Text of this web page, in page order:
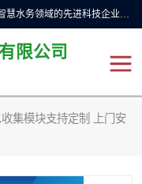
青岛铭源环保科技有限公司是一家专注于环保与智慧水务领域的先进科技企业，公司专注于云智能一体化预制泵站、水务循环利用、海绵城市、云智慧水务开发及新型环保技术研发等领域。铭源环保以为客户提供优质产品、专业技术服务为己任。为客户提供量身定制方案，提供多种配置方案满足实际使用要求。严控供货周期，并提供高标准后期维护。以环保为己任，视质量如生命，以技术做先导，靠诚信赢客户。
限公司
收集模块支持定制 上门安
旋转喷射器